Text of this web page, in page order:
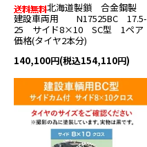
北海道製鎖 合金鋼製
建設車両用 N17525BC 17.5-
25 サイド8×10 SC型 1ペア
価格(タイヤ2本分)
140,100円(税込154,110円)